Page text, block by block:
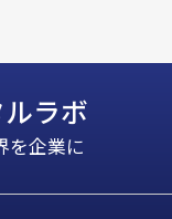
ラボ
を企業に